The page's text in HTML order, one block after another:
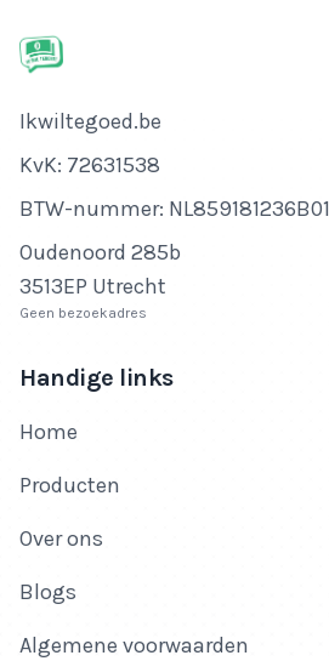
Bedrijfsnaam
Ikwiltegoed.be
KvK-nummer
KvK: 72631538
Btw-nummer
BTW-nummer: NL859181236B01
Adres
Oudenoord 285b
3513EP Utrecht
Geen bezoekadres
Handige links
Home
Producten
Over ons
Blogs
Algemene voorwaarden